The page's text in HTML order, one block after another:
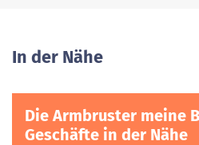
In der Nähe
Die Armbruster meine
Geschäfte in der Nähe